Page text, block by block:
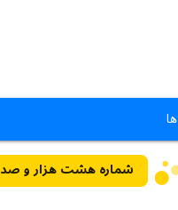
شماره هشت هزار و صد و بیست